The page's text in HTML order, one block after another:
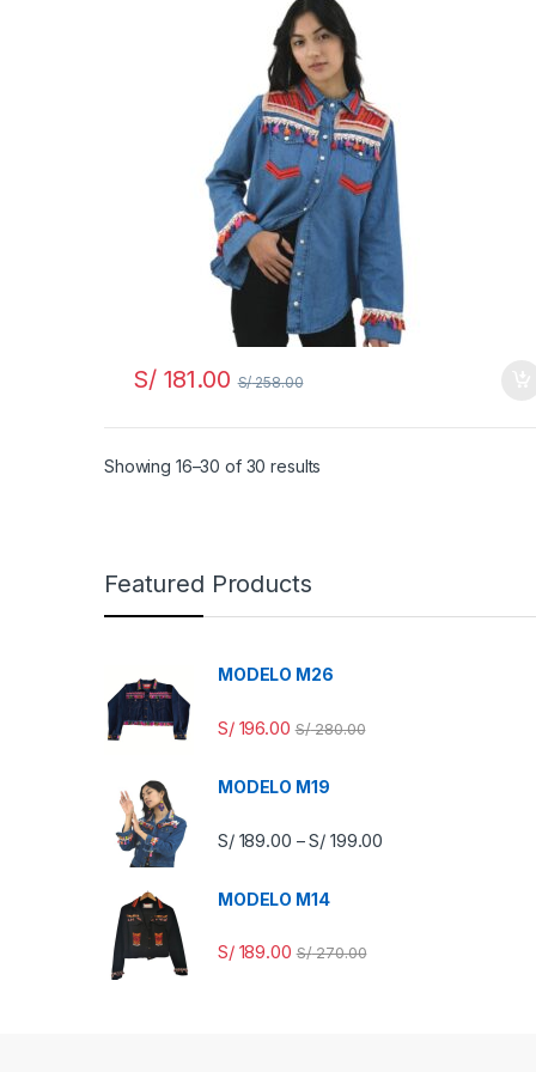
S/181.00 S/258.00
Showing 16–30 of 30 results
Featured Products
MODELO M26
S/196.00 S/280.00
MODELO M19
S/189.00 –S/ 199.00
MODELO M14
S/189.00 S/270.00